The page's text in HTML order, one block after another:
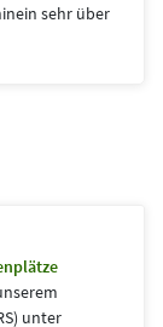
sehr über
unter